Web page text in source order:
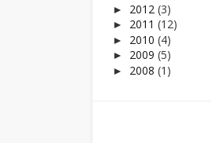
► 2012 (3)
► 2011 (12)
► 2010 (4)
► 2009 (5)
► 2008 (1)